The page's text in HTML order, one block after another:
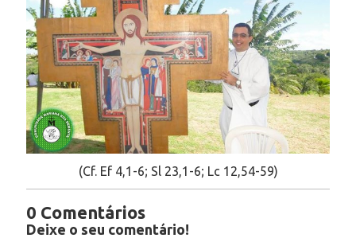
(Cf. Ef 4,1-6; Sl 23,1-6; Lc 12,54-59)
0 Comentários
Deixe o seu comentário!